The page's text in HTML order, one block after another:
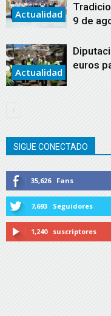
Actualidad
9 de
Actualidad
euros
SIGUE CONECTADO
35,626 Fans
7,693 Seguidores
1,240 suscriptores